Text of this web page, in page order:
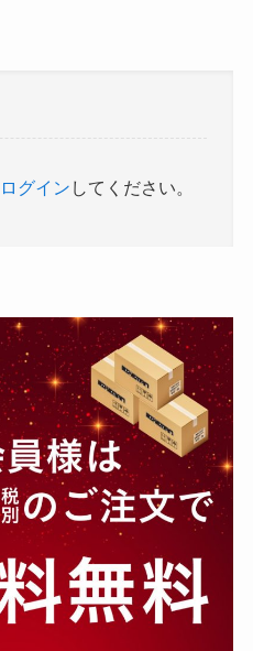
ログイン してください。